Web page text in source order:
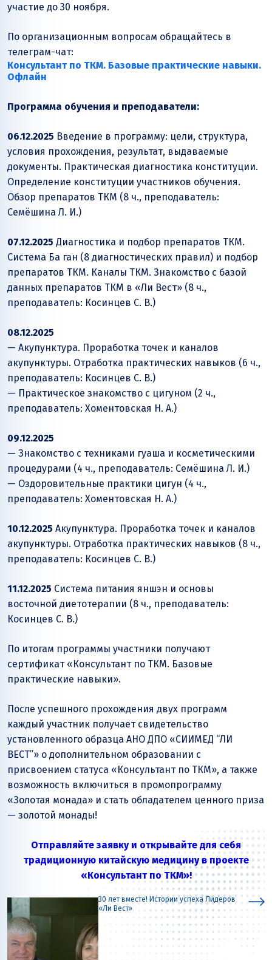
участие до 30 ноября.
По организационным вопросам обращайтесь в
телеграм-чат:
Консультант по ТКМ. Базовые практические навыки.
Офлайн
Программа обучения и преподаватели:
06.12.2025 Введение в программу: цели, структура,
условия прохождения, результат, выдаваемые
документы. Практическая диагностика конституции.
Определение конституции участников обучения.
Обзор препаратов ТКМ (8 ч., преподаватель:
Семёшина Л. И.)
07.12.2025 Диагностика и подбор препаратов ТКМ.
Система Ба ган (8 диагностических правил) и подбор
препаратов ТКМ. Каналы ТКМ. Знакомство с базой
данных препаратов ТКМ в «Ли Вест» (8 ч.,
преподаватель: Косинцев С. В.)
08.12.2025
— Акупунктура. Проработка точек и каналов
акупунктуры. Отработка практических навыков (6 ч.,
преподаватель: Косинцев С. В.)
— Практическое знакомство с цигуном (2 ч.,
преподаватель: Хоментовская Н. А.)
09.12.2025
— Знакомство с техниками гуаша и косметическими
процедурами (4 ч., преподаватель: Семёшина Л. И.)
— Оздоровительные практики цигун (4 ч.,
преподаватель: Хоментовская Н. А.)
10.12.2025 Акупунктура. Проработка точек и каналов
акупунктуры. Отработка практических навыков (8 ч.,
преподаватель: Косинцев С. В.)
11.12.2025 Система питания яншэн и основы
восточной диетотерапии (8 ч., преподаватель:
Косинцев С. В.)
По итогам программы участники получают
сертификат «Консультант по ТКМ. Базовые
практические навыки».
После успешного прохождения двух программ
каждый участник получает свидетельство
установленного образца АНО ДПО «СИИМЕД “ЛИ
ВЕСТ”» о дополнительном образовании с
присвоением статуса «Консультант по ТКМ», а также
возможность включиться в промопрограмму
«Золотая монада» и стать обладателем ценного приза
— золотой монады!
Отправляйте заявку и открывайте для себя
традиционную китайскую медицину в проекте
«Консультант по ТКМ»!
30 лет вместе! Истории успеха Лидеров
«Ли Вест»